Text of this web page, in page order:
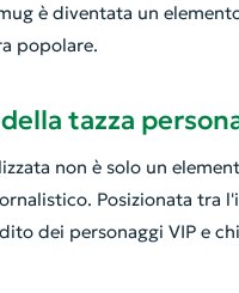
è diventata un
popolare.
tazza
non è solo un
Posizionata tra
dei personaggi VIP e